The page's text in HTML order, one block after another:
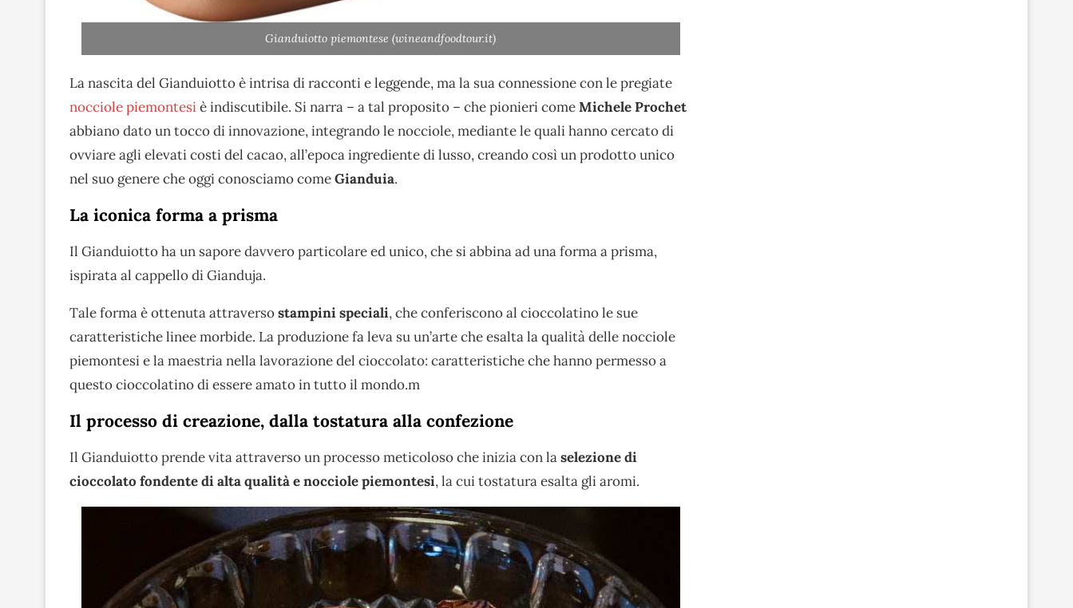
Gianduiotto piemontese (wineandfoodtour.it)
La nascita del Gianduiotto è intrisa di racconti e leggende, ma la sua connessione con le pregiate
nocciole piemontesiè indiscutibile. Si narra – a tal proposito – che pionieri comeMichele Prochet
abbiano dato un tocco di innovazione, integrando le nocciole, mediante le quali hanno cercato di
ovviare agli elevati costi del cacao, all’epoca ingrediente di lusso, creando così un prodotto unico
nel suo genere che oggi conosciamo comeGianduia.
La iconica forma a prisma
Il Gianduiotto ha un sapore davvero particolare ed unico, che si abbina ad una forma a prisma,
ispirata al cappello di Gianduja.
Tale forma è ottenuta attraversostampini speciali, che conferiscono al cioccolatino le sue
caratteristiche linee morbide. La produzione fa leva su un’arte che esalta la qualità delle nocciole
piemontesi e la maestria nella lavorazione del cioccolato: caratteristiche che hanno permesso a
questo cioccolatino di essere amato in tutto il mondo.m
Il processo di creazione, dalla tostatura alla confezione
Il Gianduiotto prende vita attraverso un processo meticoloso che inizia con laselezione di
cioccolato fondente di alta qualità e nocciole piemontesi, la cui tostatura esalta gli aromi.